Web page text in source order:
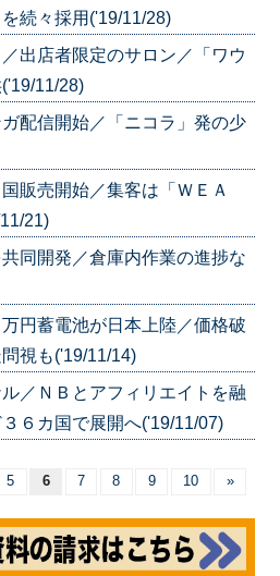
続々採用('19/11/28)
出店者限定のサロン／「ワウ
11/28)
配信開始／「ニコラ」発の少
販売開始／集客は「ＷＥＡ
21)
同開発／倉庫内作業の進捗な
円蓄電池が日本上陸／価格破
視も('19/11/14)
／ＮＢとアフィリエイトを融
６カ国で展開へ('19/11/07)
5 6 7 8 9 10 »